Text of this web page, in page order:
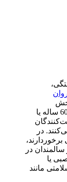
اجتناب‌ناپذیر پیری نیستند. سالمندان یعنی افراد 60 ساله یا
در
در
یا
مانند